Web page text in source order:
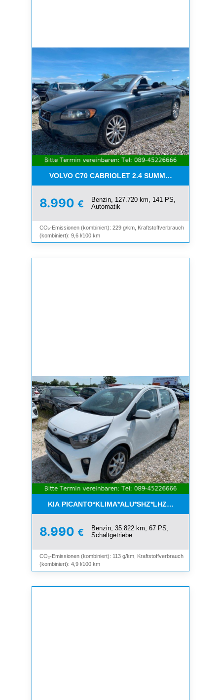
VOLVO C70 CABRIOLET 2.4
8.990 €
Benzin, 127.720 km, 141 PS,
Automatik
CO₂-Emissionen (kombiniert): 229 g/km, Kraftstoffverbrauch
(kombiniert): 9,6 l/100 km
KIA PICANTO*KLIMA*ALU*SHZ*LHZ*BLUETOOTH*
8.990 €
Benzin, 35.822 km, 67 PS,
Schaltgetriebe
CO₂-Emissionen (kombiniert): 113 g/km, Kraftstoffverbrauch
(kombiniert): 4,9 l/100 km